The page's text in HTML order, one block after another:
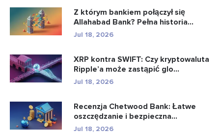
Z którym bankiem połączył się
Allahabad Bank? Pełna historia...
Jul 18, 2026
XRP kontra SWIFT: Czy kryptowaluta
Ripple’a może zastąpić glo...
Jul 18, 2026
Recenzja Chetwood Bank: Łatwe
oszczędzanie i bezpieczna
bankowo�...
Jul 18, 2026